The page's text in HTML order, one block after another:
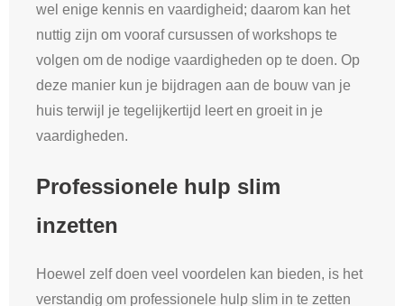
wel enige kennis en vaardigheid; daarom kan het
nuttig zijn om vooraf cursussen of workshops te
volgen om de nodige vaardigheden op te doen. Op
deze manier kun je bijdragen aan de bouw van je
huis terwijl je tegelijkertijd leert en groeit in je
vaardigheden.
Professionele hulp slim
inzetten
Hoewel zelf doen veel voordelen kan bieden, is het
verstandig om professionele hulp slim in te zetten